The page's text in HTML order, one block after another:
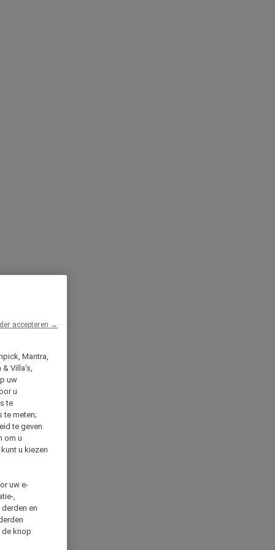
Mantra,
& Villa's,
uw
u
te
te meten;
te geven
om u
u kiezen
uw e-
,
en
de knop
accepteren →